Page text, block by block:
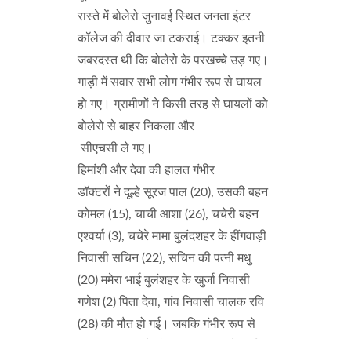
रास्ते में बोलेरो जुनावई स्थित जनता इंटर
कॉलेज की दीवार जा टकराई। टक्कर इतनी
जबरदस्त थी कि बोलेरो के परखच्चे उड़ गए।
गाड़ी में सवार सभी लोग गंभीर रूप से घायल
हो गए। ग्रामीणों ने किसी तरह से घायलों को
बोलेरो से बाहर निकला और
सीएचसी ले गए।
हिमांशी और देवा की हालत गंभीर
डॉक्टरों ने दूल्हे सूरज पाल (20), उसकी बहन
कोमल (15), चाची आशा (26), चचेरी बहन
एश्वर्या (3), चचेरे मामा बुलंदशहर के हींगवाड़ी
निवासी सचिन (22), सचिन की पत्नी मधु
(20) ममेरा भाई बुलंशहर के खुर्जा निवासी
गणेश (2) पिता देवा, गांव निवासी चालक रवि
(28) की मौत हो गई। जबकि गंभीर रूप से